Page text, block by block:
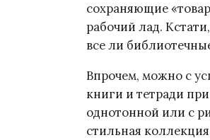
сохраняющие
рабочий лад.
все ли
Впрочем, можно с
книги и тетради
однотонной или с
стильная